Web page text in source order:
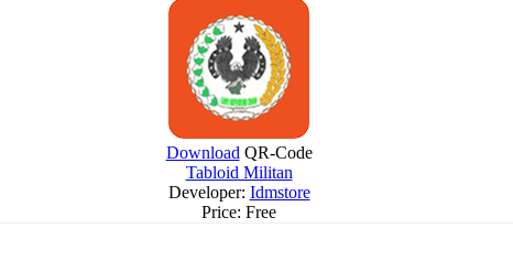
Download QR-Code
Tabloid Militan
Developer: Idmstore
Price: Free